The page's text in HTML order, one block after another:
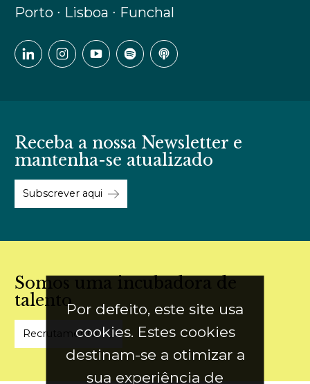
Porto ∙ Lisboa ∙ Funchal
Receba a nossa Newsletter e
mantenha-se atualizado
Subscrever aqui
Somos uma incubadora de
talento
Recrutamento
Por defeito, este site usa
cookies. Estes cookies
destinam-se a otimizar a
sua experiência de